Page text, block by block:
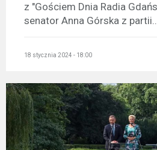
z "Gościem Dnia Radia
senator Anna Górska z
18 stycznia 2024 - 18:00